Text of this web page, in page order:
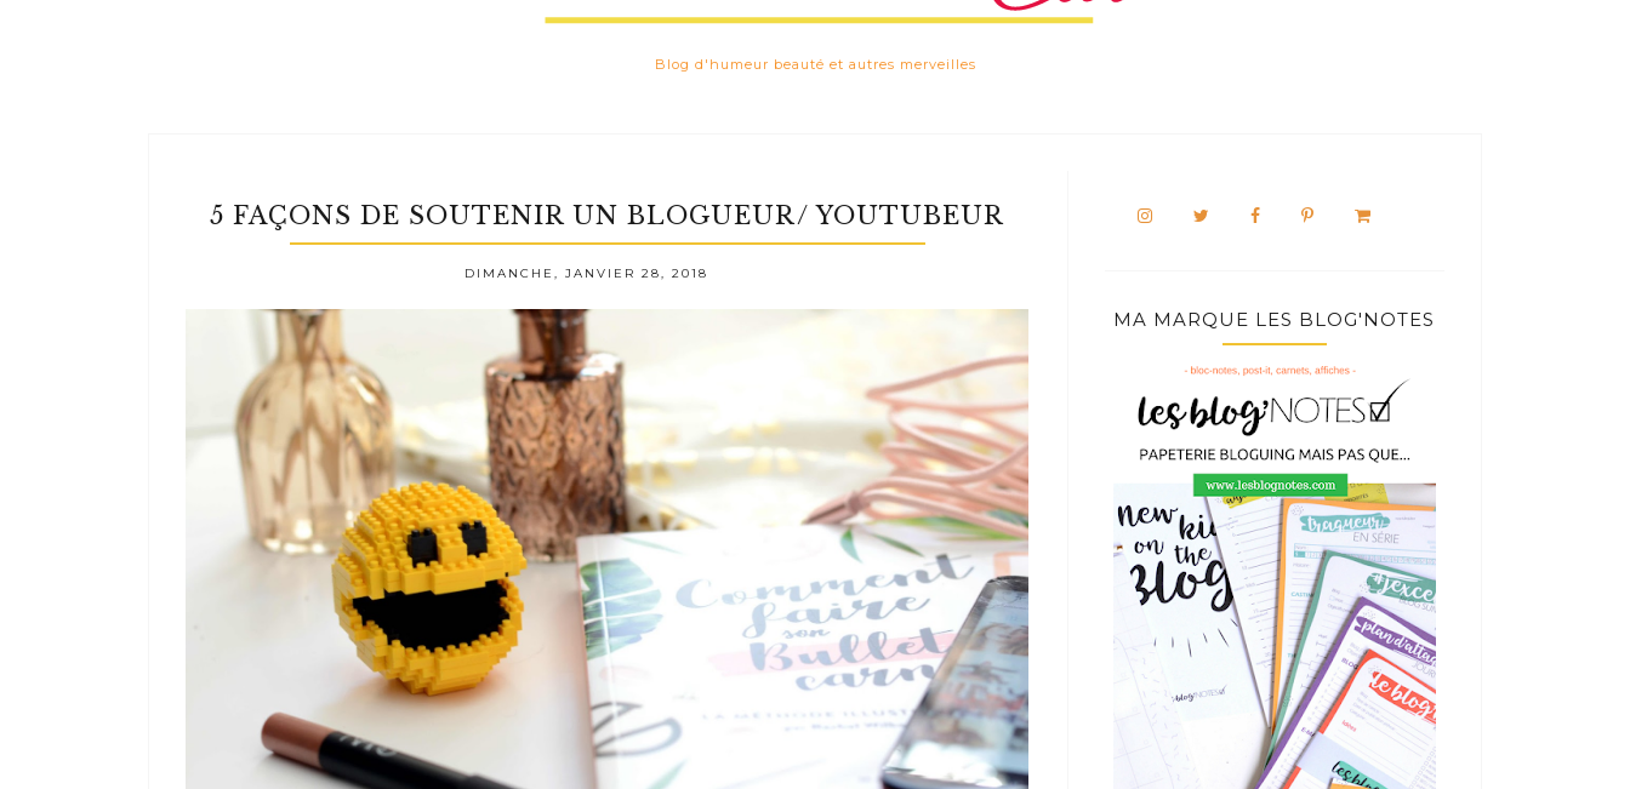
Blog d'humeur beauté et autres merveilles
5 FAÇONS DE SOUTENIR UN BLOGUEUR/ YOUTUBEUR
DIMANCHE, JANVIER 28, 2018
MA MARQUE LES BLOG'NOTES